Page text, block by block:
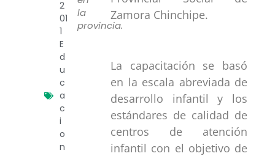
2
01
1
E
d
u
c
a
c
i
o
n
la
provincia.
Zamora Chinchipe.
La capacitación se basó
en la escala abreviada de
desarrollo infantil y los
estándares de calidad de
centros de atención
infantil con el objetivo de